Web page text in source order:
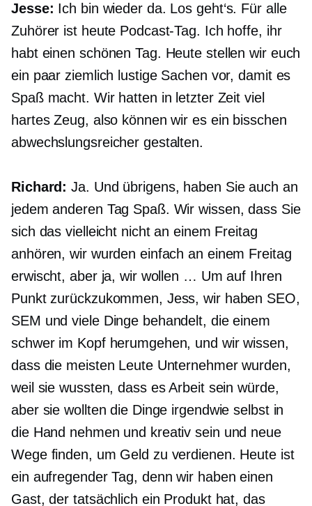
Jesse: Ich bin wieder da. Los geht‘s. Für alle
Zuhörer ist heute Podcast-Tag. Ich hoffe, ihr
habt einen schönen Tag. Heute stellen wir euch
ein paar ziemlich lustige Sachen vor, damit es
Spaß macht. Wir hatten in letzter Zeit viel
hartes Zeug, also können wir es ein bisschen
abwechslungsreicher gestalten.
Richard: Ja. Und übrigens, haben Sie auch an
jedem anderen Tag Spaß. Wir wissen, dass Sie
sich das vielleicht nicht an einem Freitag
anhören, wir wurden einfach an einem Freitag
erwischt, aber ja, wir wollen … Um auf Ihren
Punkt zurückzukommen, Jess, wir haben SEO,
SEM und viele Dinge behandelt, die einem
schwer im Kopf herumgehen, und wir wissen,
dass die meisten Leute Unternehmer wurden,
weil sie wussten, dass es Arbeit sein würde,
aber sie wollten die Dinge irgendwie selbst in
die Hand nehmen und kreativ sein und neue
Wege finden, um Geld zu verdienen. Heute ist
ein aufregender Tag, denn wir haben einen
Gast, der tatsächlich ein Produkt hat, das